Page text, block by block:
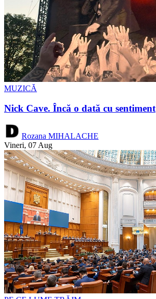
MUZICĂ
Nick Cave. Încă o dată cu sentiment
Rozana MIHALACHE
Vineri, 07 Aug